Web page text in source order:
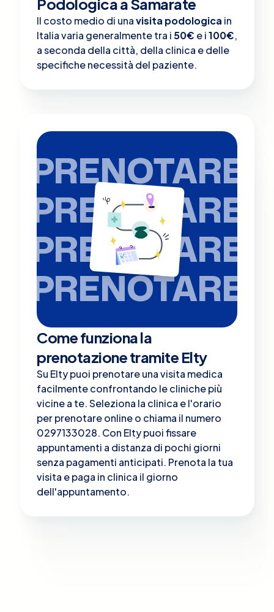
Il costo medio di unavisita podologica in
Italia varia generalmente tra i 50€ e i100€,
a seconda della città, della clinica e delle
specifiche necessità del paziente.
PRENOTARE
PRENOTARE
PRENOTARE
PRENOTARE
Come funziona la
prenotazione tramite Elty
Su Elty puoi prenotare una visita medica
facilmente confrontando le cliniche più
vicine a te. Seleziona la clinica e l'orario
per prenotare online o chiama il numero
0297133028. Con Elty puoi fissare
appuntamenti a distanza di pochi giorni
senza pagamenti anticipati. Prenota la tua
visita e paga in clinica il giorno
dell'appuntamento.